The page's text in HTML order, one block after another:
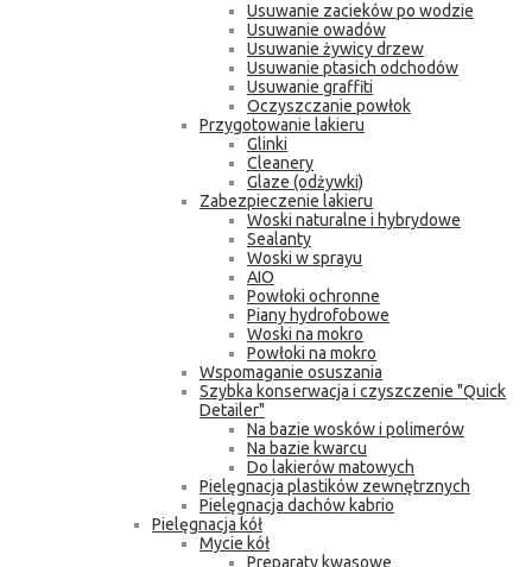
Usuwanie zacieków po wodzie
Usuwanie owadów
Usuwanie żywicy drzew
Usuwanie ptasich odchodów
Usuwanie graffiti
Oczyszczanie powłok
Przygotowanie lakieru
Glinki
Cleanery
Glaze (odżywki)
Zabezpieczenie lakieru
Woski naturalne i hybrydowe
Sealanty
Woski w sprayu
AIO
Powłoki ochronne
Piany hydrofobowe
Woski na mokro
Powłoki na mokro
Wspomaganie osuszania
Szybka konserwacja i czyszczenie "Quick
Detailer"
Na bazie wosków i polimerów
Na bazie kwarcu
Do lakierów matowych
Pielęgnacja plastików zewnętrznych
Pielęgnacja dachów kabrio
Pielęgnacja kół
Mycie kół
Preparaty kwasowe